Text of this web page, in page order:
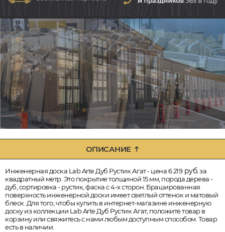
ОПИСАНИЕ
Инженерная доска Lab Arte Дуб Рустик Агат - цена 6 219руб.за
квадратный метр. Это покрытие толщиной 15 мм, порода дерева -
дуб, сортировка - рустик, фаска с 4-х сторон. Брашированная
поверхность инженерной доски имеет светлый оттенок и матовый
блеск. Для того, чтобы купить в интернет-магазине инженерную
доску из коллекции Lab Arte Дуб Рустик Агат, положите товар в
корзину или свяжитесь с нами любым доступным способом. Товар
есть в наличии.